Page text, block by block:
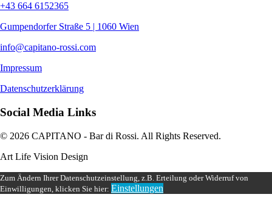
+43 664 6152365
Gumpendorfer Straße 5 | 1060 Wien
info@capitano-rossi.com
Impressum
Datenschutzerklärung
Social Media Links
© 2026 CAPITANO - Bar di Rossi. All Rights Reserved.
Art Life Vision Design
Zum Ändern Ihrer Datenschutzeinstellung, z.B. Erteilung oder Widerruf von
Einwilligungen, klicken Sie hier: Einstellungen